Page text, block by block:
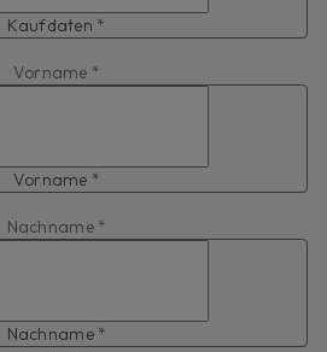
Kaufdaten *
Vorname *
Vorname *
Nachname *
Nachname *